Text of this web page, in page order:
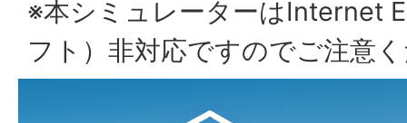
※本シミュレーターはInternet
フト）非対応ですのでご注意